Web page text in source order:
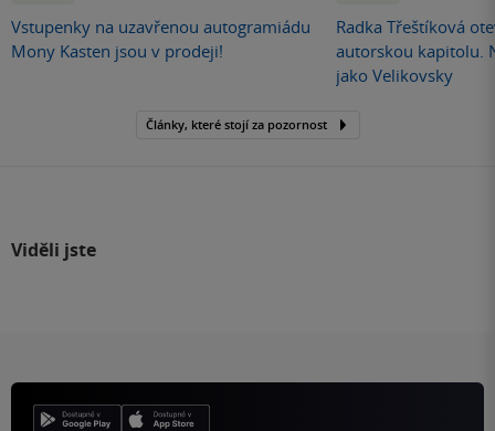
Vstupenky na uzavřenou autogramiádu
Mony Kasten jsou v prodeji!
Radka Třeštíková
autorskou kapitolu.
jako Velikovsky
Články, které stojí za pozornost
Viděli jste